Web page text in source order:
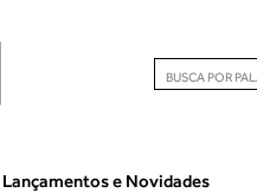
Lançamentos e Novidades